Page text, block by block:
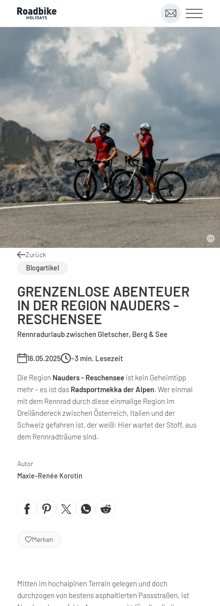
Zurück
Blogartikel
GRENZENLOSE ABENTEUER
IN DER REGION NAUDERS -
RESCHENSEE
Rennradurlaub zwischen Gletscher, Berg & See
16.05.2025 ~3 min. Lesezeit
Die Region Nauders - Reschensee ist kein Geheimtipp
mehr – es ist das Radsportmekka der Alpen. Wer einmal
mit dem Rennrad durch diese einmalige Region im
Dreiländereck zwischen Österreich, Italien und der
Schweiz gefahren ist, der weiß: Hier wartet der Stoff, aus
dem Rennradträume sind.
Autor
Maxie-Renée Korotin
Merken
Mitten im hochalpinen Terrain gelegen und doch
durchzogen von bestens asphaltierten Passstraßen, ist